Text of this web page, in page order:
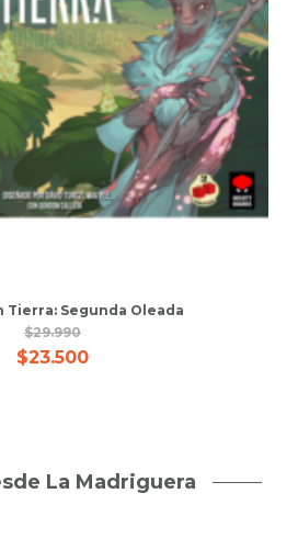
Tierra: Segunda Oleada
$29.990
$23.500
La Madriguera